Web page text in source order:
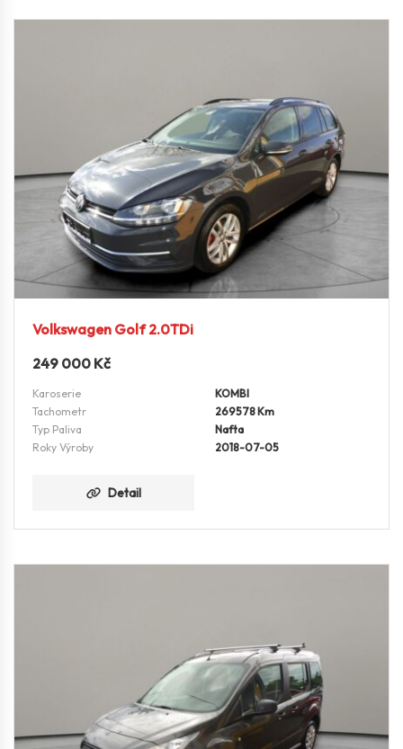
Volkswagen Golf 2.0TDi
249 000 Kč
Karoserie
KOMBI
Tachometr
269578 Km
Typ Paliva
Nafta
Roky Výroby
2018-07-05
Detail